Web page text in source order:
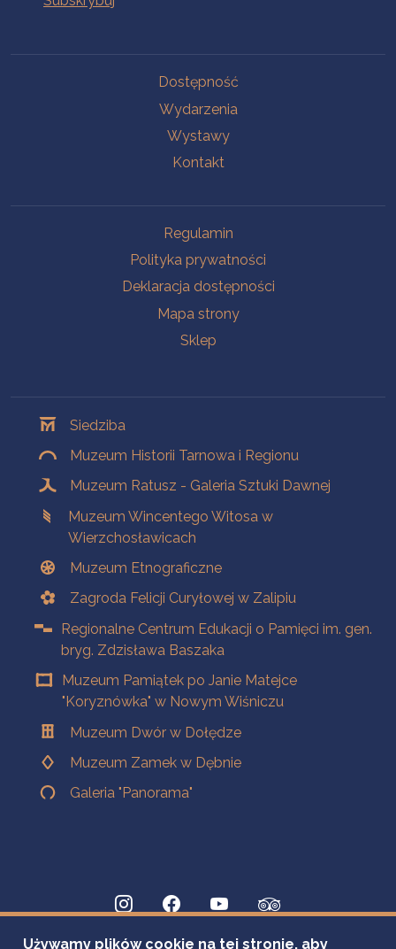
Dostępność
Wydarzenia
Wystawy
Kontakt
Regulamin
Polityka prywatności
Deklaracja dostępności
Mapa strony
Sklep
Siedziba
Muzeum Historii Tarnowa i Regionu
Muzeum Ratusz - Galeria Sztuki Dawnej
Muzeum Wincentego Witosa w
Wierzchosławicach
Muzeum Etnograficzne
Zagroda Felicji Curyłowej w Zalipiu
Regionalne Centrum Edukacji o Pamięci im. gen.
bryg. Zdzisława Baszaka
Muzeum Pamiątek po Janie Matejce
"Koryznówka" w Nowym Wiśniczu
Muzeum Dwór w Dołędze
Muzeum Zamek w Dębnie
Galeria "Panorama"
Używamy plików cookie na tej stronie, aby